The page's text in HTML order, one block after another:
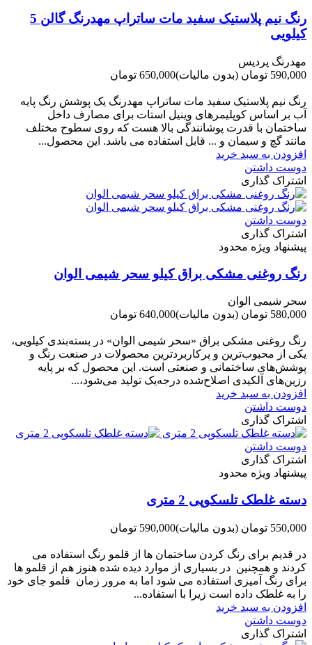
رنگ نیم پلاستیک سفید مات ساتراپ مهدرنگ گالن 5
کیلویی
مهدرنگ پردیس
590,000 تومان
(بدون مالیات)650,000 تومان
رنگ نیم پلاستیک سفید مات ساتراپ مهدرنگ یک پوشش رنگ پایه
آب بر اساس کوپلیمرهای وینیل استات برای مصارف داخل
ساختمان با قدرت پوشانندگی بالا هست که روی سطوح مختلف
مانند گچ و سیمان و ... قابل استفاده می باشد. این محصول...
افزودن به سبد خرید
دوست داشتن
اشتراک گذاری
دوست داشتن
اشتراک گذاری
پیشنهاد ویژه محدود
رنگ روغنی مشکی براق کیلو سحر شیمی الوان
سحر شیمی الوان
580,000 تومان
(بدون مالیات)640,000 تومان
رنگ روغنی مشکی براق «سحر شیمی الوان» در بسته‌بندی کیلویی،
یکی از محبوب‌ترین و پرکاربردترین محصولات در صنعت رنگ و
پوشش‌های ساختمانی و صنعتی است. این محصول که بر پایه
رزین‌های آلکیدی اصلاح‌شده درجه‌یک تولید می‌شود،...
افزودن به سبد خرید
دوست داشتن
اشتراک گذاری
دوست داشتن
اشتراک گذاری
پیشنهاد ویژه محدود
دسته غلطک تلسکوپی 2 متری
550,000 تومان (بدون مالیات)590,000 تومان
در قدیم برای رنگ کردن ساختمان ها از قلمو رنگ استفاده می
کردند و همچنین در بسیاری از موارد دیده شده هنوز هم از قلمو ها
برای رنگ آمیزی استفاده می شود اما به مرور زمان قلمو جای خود
را به غلطک داده است زیرا با استفاده...
افزودن به سبد خرید
دوست داشتن
اشتراک گذاری